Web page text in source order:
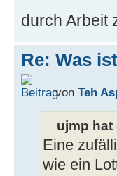
durch Arbeit
Re: Was
von Teh
ujmp hat
Eine
wie ein